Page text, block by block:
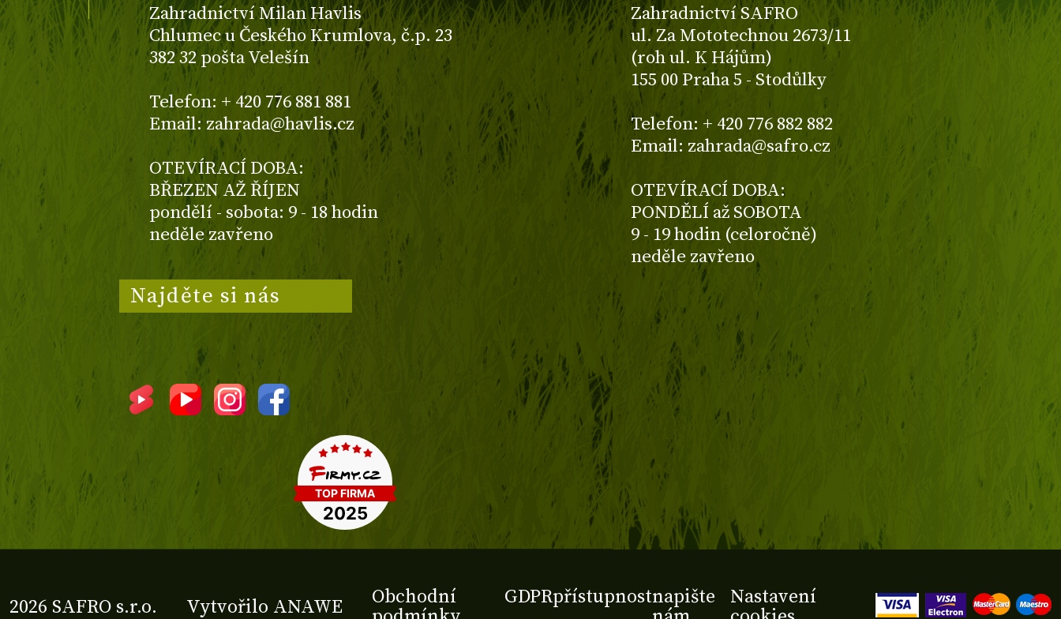
Zahradnictví Milan Havlis
Chlumec u Českého Krumlova, č.p. 23
382 32 pošta Velešín
Telefon: + 420 776 881 881
Email: zahrada@havlis.cz
OTEVÍRACÍ DOBA:
BŘEZEN AŽ ŘÍJEN
pondělí - sobota: 9 - 18 hodin
neděle zavřeno
Zahradnictví SAFRO
ul. Za Mototechnou 2673/11
(roh ul. K Hájům)
155 00 Praha 5 - Stodůlky
Telefon: + 420 776 882 882
Email: zahrada@safro.cz
OTEVÍRACÍ DOBA:
PONDĚLÍ až SOBOTA
9 - 19 hodin (celoročně)
neděle zavřeno
Najděte si nás
2026 SAFRO s.r.o. Vytvořilo ANAWE
Obchodní
GDPRpřístupnostnapište
Nastavení